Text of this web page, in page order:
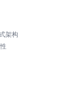
架构